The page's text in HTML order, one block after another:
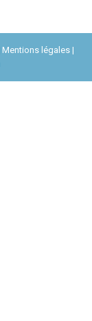
Mentions légales |